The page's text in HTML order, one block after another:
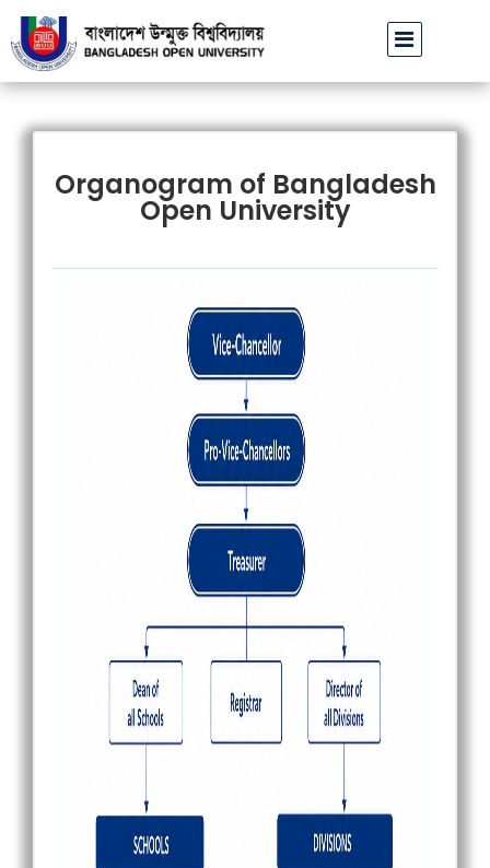
বাউবি উপাচার্যের পরিচয়ে প্রতারণার চেষ্টা: সর্বসাধারণকে সতর্ক থাকার আহ্বান
Organogram of Bangladesh
Open University